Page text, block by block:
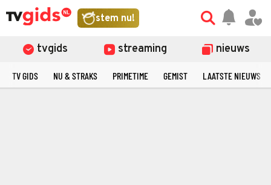
stem nu!
tvgids streaming nieuws
TV GIDS NU & STRAKS PRIMETIME GEMIST LAATSTE NIEUWS